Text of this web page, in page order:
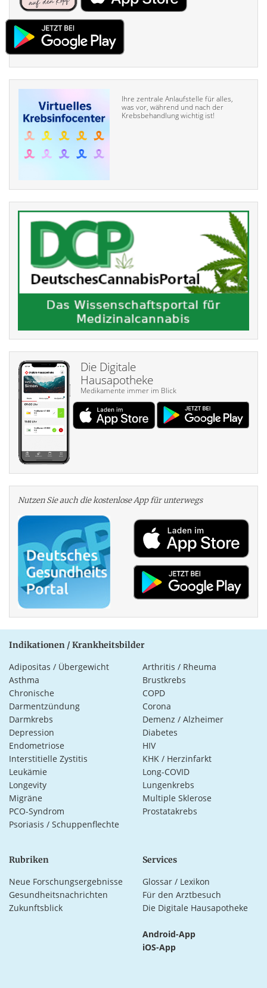
Ihre zentrale Anlaufstelle für alles,
was vor, während und nach der
Krebsbehandlung wichtig ist!
Die Digitale
Hausapotheke
Medikamente immer im Blick
Nutzen Sie auch die kosten­lose App für unterwegs
Indikationen / Krankheitsbilder
Adipositas / Übergewicht
Arthritis / Rheuma
Asthma
Brustkrebs
Chronische
Darmentzündung
COPD
Corona
Darmkrebs
Demenz / Alzheimer
Depression
Diabetes
Endometriose
HIV
Interstitielle Zystitis
KHK / Herzinfarkt
Leukämie
Long-COVID
Longevity
Lungenkrebs
Migräne
Multiple Sklerose
PCO-Syndrom
Prostatakrebs
Psoriasis / Schuppenflechte
Rubriken
Neue Forschungsergebnisse
Gesundheitsnachrichten
Zukunftsblick
Services
Glossar / Lexikon
Für den Arztbesuch
Die Digitale Hausapotheke
Android-App
iOS-App